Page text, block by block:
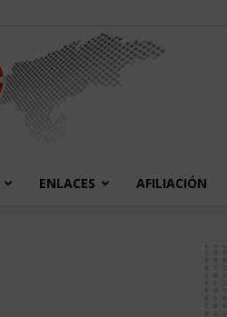
ENLACES AFILIACIÓN